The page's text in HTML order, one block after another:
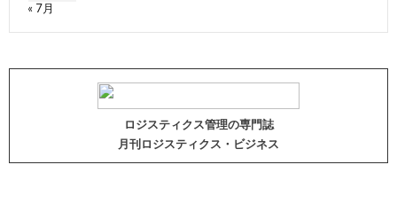
« 7月
ロジスティクス管理の専門誌
月刊ロジスティクス・ビジネス